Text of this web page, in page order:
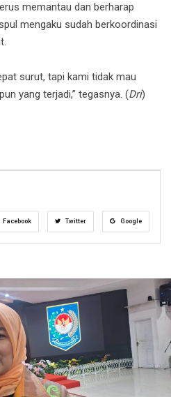
memantau dan berharap
mengaku sudah berkoordinasi
surut, tapi kami tidak mau
yang terjadi,” tegasnya. (Dri)
Facebook Twitter Google